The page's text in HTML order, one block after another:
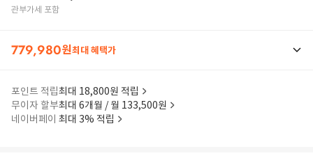
관부가세 포함
779,980원최대 혜택가
포인트 적립최대 18,800원 적립
무이자 할부최대 6개월 / 월 133,500원
네이버페이 최대 3% 적립